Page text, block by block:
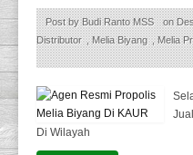
Post byBudi Ranto MSS on
Distributor ,Melia Biyang ,Melia
Di Wilayah